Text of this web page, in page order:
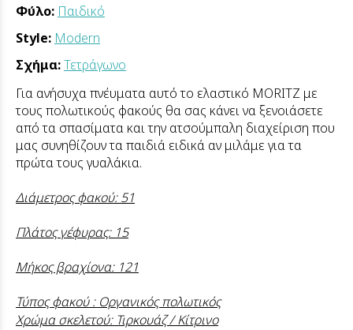
Φύλο: Παιδικό
Style: Modern
Σχήμα:Τετράγωνο
Για ανήσυχα πνέυματα αυτό το ελαστικό MORITZ με
τους πολωτικούς φακούς θα σας κάνει να ξενοιάσετε
από τα σπασίματα και την ατσούμπαλη διαχείριση που
μας συνηθίζουν τα παιδιά ειδικά αν μιλάμε για τα
πρώτα τους γυαλάκια.
Διάμετρος φακού: 51
Πλάτος γέφυρας: 15
Μήκος βραχίονα: 121
Τύπος φακού : Οργανικός πολωτικός
Χρώμα σκελετού: Τιρκουάζ / Κίτρινο